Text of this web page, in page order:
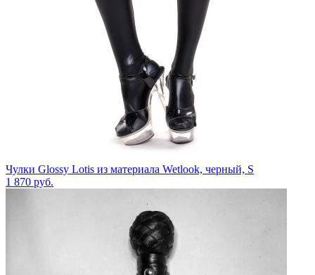
Чулки Glossy Lotis из материала Wetlook, черный, S
1 870 руб.